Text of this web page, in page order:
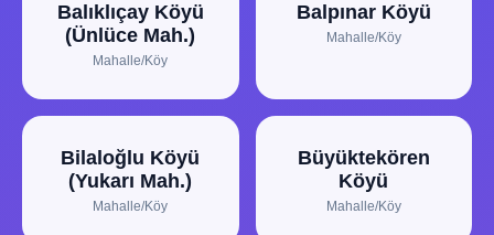
Balıklıçay Köyü
(Ünlüce Mah.)
Mahalle/Köy
Balpınar Köyü
Mahalle/Köy
Bilaloğlu Köyü
(Yukarı Mah.)
Mahalle/Köy
Büyüktekören
Köyü
Mahalle/Köy